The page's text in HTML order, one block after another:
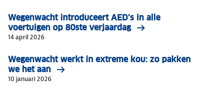
Wegenwacht introduceert AED’s in alle
voertuigen op 80ste verjaardag
14 april 2026
Wegenwacht werkt in extreme kou: zo pakken
we het aan
10 januari 2026